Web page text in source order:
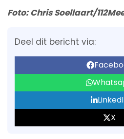
Foto: Chris Soellaart/
Deel dit bericht via:
X